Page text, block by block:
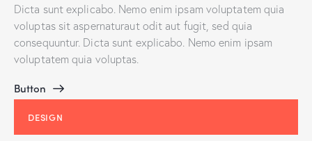
Dicta sunt explicabo. Nemo enim ipsam voluptatem quia
voluptas sit aspernaturaut odit aut fugit, sed quia
consequuntur. Dicta sunt explicabo. Nemo enim ipsam
voluptatem quia voluptas.
Button
DESIGN